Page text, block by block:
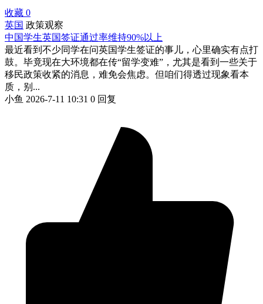
收藏 0
英国 政策观察
中国学生英国签证通过率维持90%以上
最近看到不少同学在问英国学生签证的事儿，心里确实有点打
鼓。毕竟现在大环境都在传“留学变难”，尤其是看到一些关于
移民政策收紧的消息，难免会焦虑。但咱们得透过现象看本
质，别...
小鱼 2026-7-11 10:31 0 回复